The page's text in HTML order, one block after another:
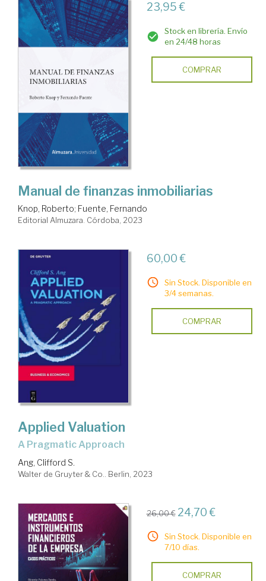
23,95 €
Stock en librería. Envío
en 24/48 horas
COMPRAR
Manual de finanzas inmobiliarias
Knop, Roberto; Fuente, Fernando
Editorial Almuzara. Córdoba, 2023
60,00 €
Sin Stock. Disponible en
3/4 semanas.
COMPRAR
Applied Valuation
A Pragmatic Approach
Ang, Clifford S.
Walter de Gruyter & Co.. Berlin, 2023
26,00 € 24,70 €
Sin Stock. Disponible en
7/10 días.
COMPRAR